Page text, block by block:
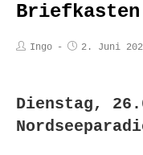
Briefkasten
Ingo 2. Juni
Dienstag,